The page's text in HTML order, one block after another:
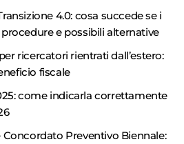
4.0: cosa succede se i
e possibili alternative
ricercatori rientrati dall’estero:
fiscale
come indicarla correttamente
Preventivo Biennale: